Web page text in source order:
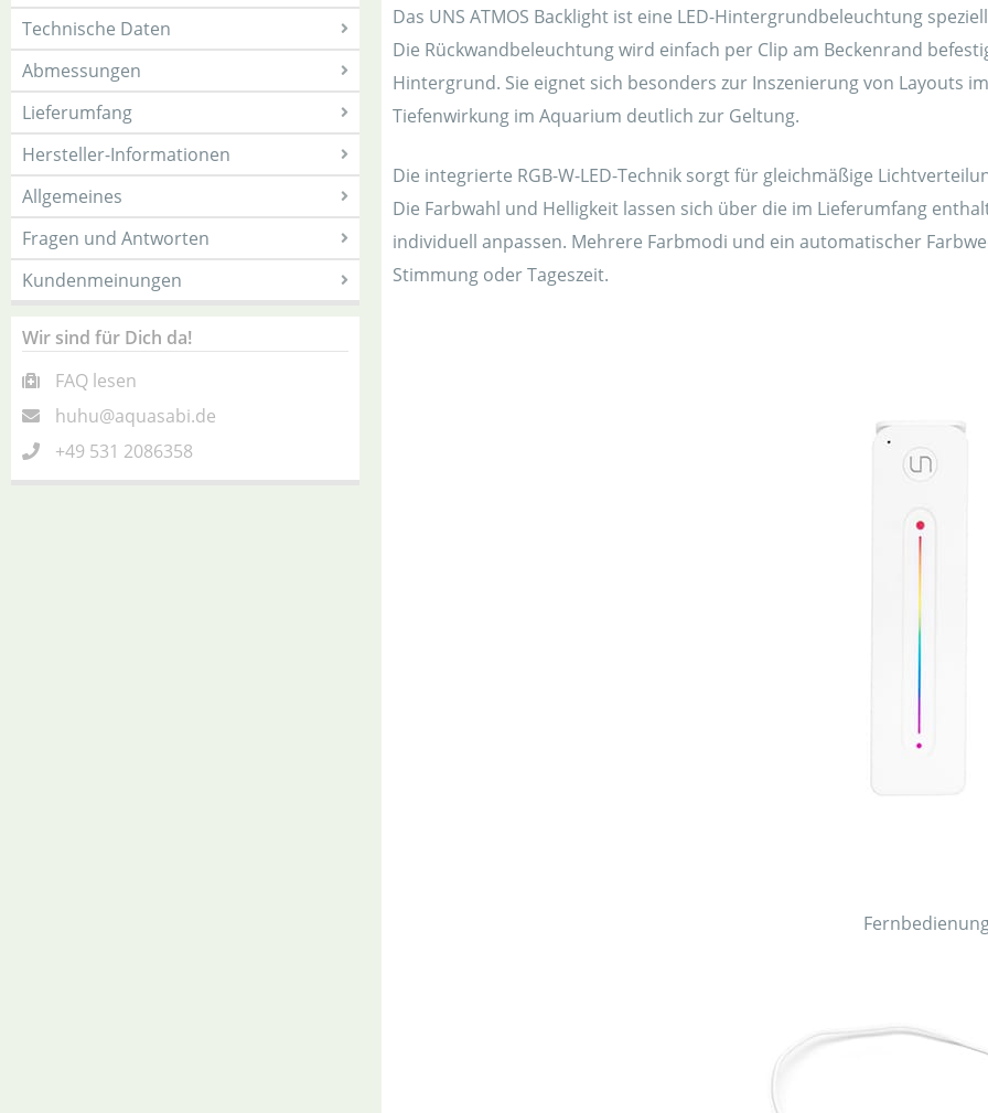
Technische Daten
Abmessungen
Lieferumfang
Hersteller-Informationen
Allgemeines
Fragen und Antworten
Kundenmeinungen
Wir sind für Dich da!
FAQ lesen
huhu@aquasabi.de
+49 531 2086358
Das UNS ATMOS Backlight ist eine LED-Hintergrundbeleuchtung
Die Rückwandbeleuchtung wird einfach per Clip am Beckenrand
Hintergrund. Sie eignet sich besonders zur Inszenierung von Layouts
Tiefenwirkung im Aquarium deutlich zur Geltung.
Die integrierte RGB-W-LED-Technik sorgt für gleichmäßige
Die Farbwahl und Helligkeit lassen sich über die im Lieferumfang
individuell anpassen. Mehrere Farbmodi und ein automatischer
Stimmung oder Tageszeit.